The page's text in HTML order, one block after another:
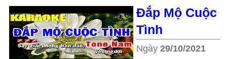
Đắp Mộ Cuộc
Tình
Ngày 29/10/2021